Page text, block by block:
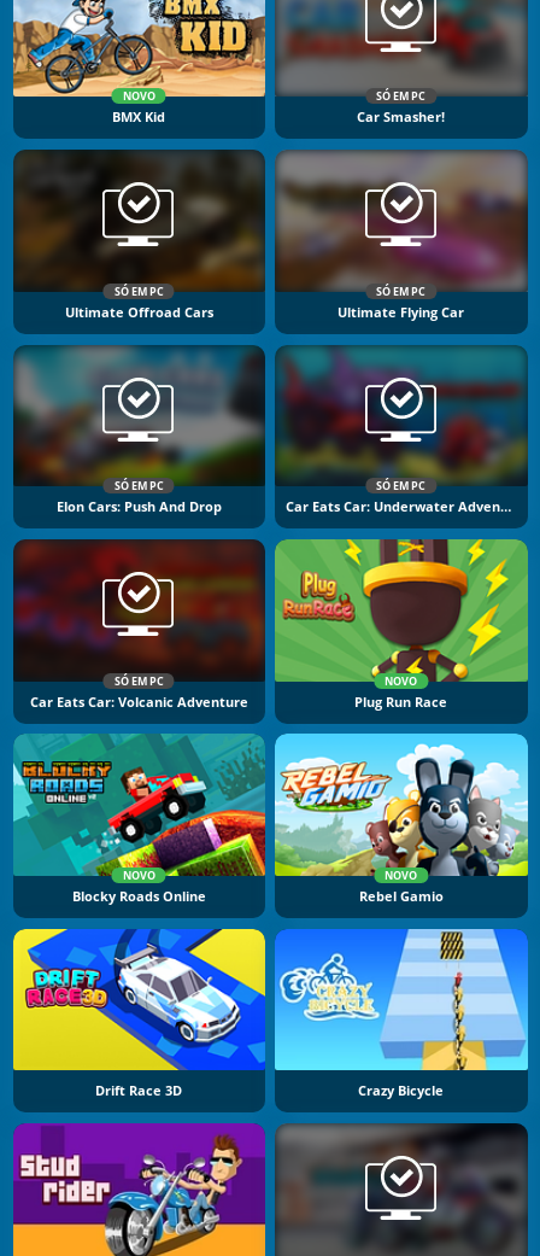
NOVO
BMX Kid
SÓ EM PC
Car Smasher!
SÓ EM PC
Ultimate Offroad Cars
SÓ EM PC
Ultimate Flying Car
SÓ EM PC
Elon Cars: Push And Drop
SÓ EM PC
Car Eats Car: Underwater Adventure
SÓ EM PC
Car Eats Car: Volcanic Adventure
NOVO
Plug Run Race
NOVO
Blocky Roads Online
NOVO
Rebel Gamio
Drift Race 3D Crazy Bicycle